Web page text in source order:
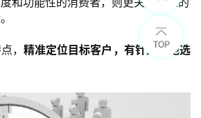
， 精准定位目标客户，有针对性地选